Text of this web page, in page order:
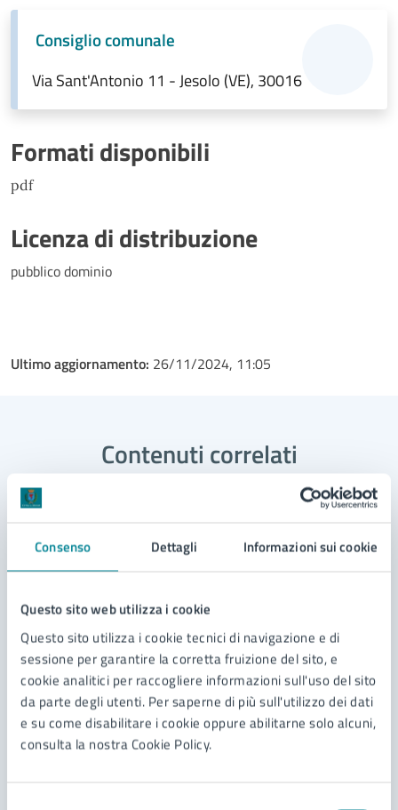
Consenso Dettagli Informazioni sui cookie
Questo sito web utilizza i cookie
Questo sito utilizza i cookie tecnici di navigazione e di
sessione per garantire la corretta fruizione del sito, e
cookie analitici per raccogliere informazioni sull'uso del sito
da parte degli utenti. Per saperne di più sull'utilizzo dei dati
e su come disabilitare i cookie oppure abilitarne solo alcuni,
consulta la nostra Cookie Policy.
Consiglio comunale
Via Sant'Antonio 11 - Jesolo (VE), 30016
Formati disponibili
pdf
Licenza di distribuzione
pubblico dominio
Ultimo aggiornamento: 26/11/2024, 11:05
Contenuti correlati
Richiesta di patrocinio